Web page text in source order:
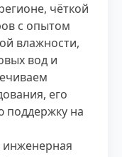
чёткой
с опытом
влажности,
вод и
его
поддержку на
инженерная